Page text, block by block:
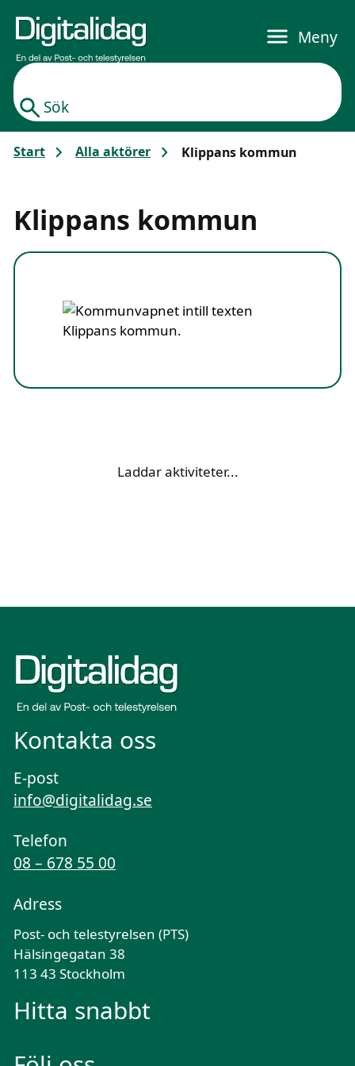
Sök
Meny
Start Alla aktörer Klippans kommun
Klippans kommun
Laddar aktiviteter...
Kontakta oss
E-post
info@digitalidag.se
Telefon
08 – 678 55 00
Adress
Post- och telestyrelsen (PTS)
Hälsingegatan 38
113 43 Stockholm
Hitta snabbt